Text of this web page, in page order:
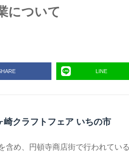
について
LINE
崎クラフトフェア いちの市
含め、円頓寺商店街で行われてい